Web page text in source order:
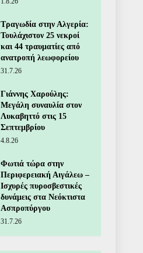
Τραγωδία στην Αλγερία:
Τουλάχιστον 25 νεκροί
και 44 τραυματίες από
ανατροπή λεωφορείου
31.7.26
Γιάννης Χαρούλης:
Μεγάλη συναυλία στον
Λυκαβηττό στις 15
Σεπτεμβρίου
4.8.26
Φωτιά τώρα στην
Περιφερειακή Αιγάλεω –
Ισχυρές πυροσβεστικές
δυνάμεις στα Νεόκτιστα
Ασπροπύργου
31.7.26